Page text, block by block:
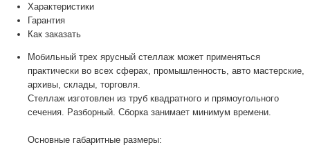
Характеристики
Гарантия
Как заказать
Мобильный трех ярусный стеллаж может применяться
практически во всех сферах, промышленность, авто мастерские,
архивы, склады, торговля.
Стеллаж изготовлен из труб квадратного и прямоугольного
сечения. Разборный. Сборка занимает минимум времени.
Основные габаритные размеры: